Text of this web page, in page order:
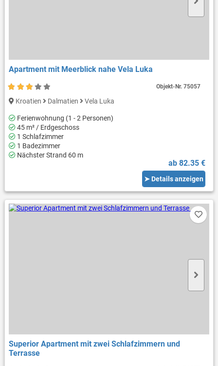
Apartment mit Meerblick nahe Vela Luka
Kroatien Dalmatien Vela Luka
Ferienwohnung (1 - 2 Personen)
45 m² / Erdgeschoss
1 Schlafzimmer
1 Badezimmer
Nächster Strand 60 m
ab 82.35 €
➤ Details anzeigen
Objekt-Nr.75057
Superior Apartment mit zwei Schlafzimmern und
Terrasse